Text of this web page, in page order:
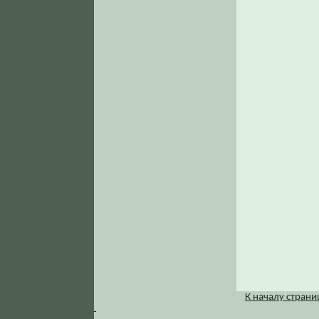
.
К началу